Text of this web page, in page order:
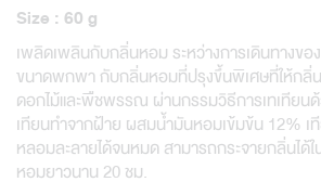
Size : 60 g
เพลิดเพลินกับกลิ่นหอม ระหว่างการเดินทางข
ขนาดพกพา กับกลิ่นหอมที่ปรุงขึ้นพิเศษที่ให้กลิ่
ดอกไม้และพืชพรรณ ผ่านกรรมวิธีการเทเทียน
เทียนทำจากฝ้าย ผสมน้ำมันหอมเข้มข้น 12% เ
หลอมละลายได้จนหมด สามารถกระจายกลิ่นได้
หอมยาวนาน 20 ชม.